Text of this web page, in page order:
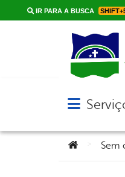
IR PARA A BUSCA
Abrir menu
Você estáSem